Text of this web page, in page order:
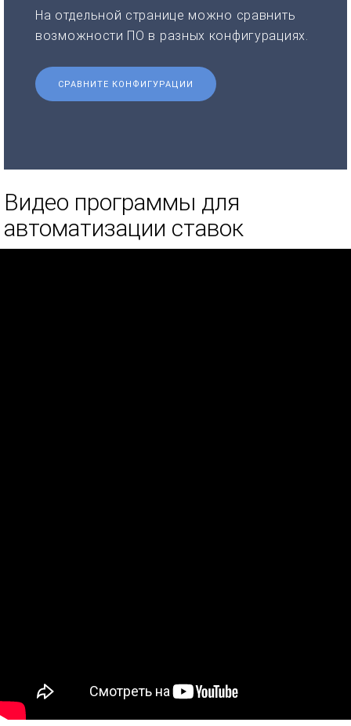
На отдельной странице можно сравнить
возможности ПО в разных конфигурациях.
СРАВНИТЕ КОНФИГУРАЦИИ
Видео программы для
автоматизации ставок